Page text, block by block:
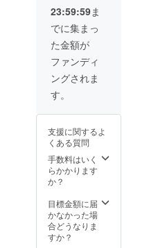
まで車
で迎え
にいき
ま
す。
日程等
の関係
で参加
は代替
えとし
て金目
鯛の干
物盛り
合わせ
す。
くださ
い。 電
車でお
越しの
場合は
13:00発
の東京
り子号
に乗っ
て、伊
豆高原
駅15:06
着。こ
てもら
えば駅
まで車
12月22
日(水)の
宿泊
(2021年
12月23
日
チェッ
ために
こちら
からご
連絡を
させて
頂きま
す。
的ルー
ム）、
宴会場
（和
室）貸
切 ・ウ
エディ
動画撮
データ
で納品
・ご希
望の場
合は施
等でご
利用の
様子を
ご紹介
等のイ
ベント
向け 従
業員専
用エリ
アを除
く、施
利用で
す。
（客室
18部
屋） ・
2泊3
泉、
BBQ場
利用可
能（食
ガ・
ファス
ティン
グ合宿
等のイ
ベント
向け 従
アを除
設全体
を貸切
利用で
きま
す。
18部
屋） ・
6泊7
日 温
23:59:59ま
でに集まっ
た金額が
ファンディ
ングされま
す。
支援に関するよ
くある質問
手数料はいく
らかかります
か？
目標金額に届
かなかった場
合どうなりま
すか？